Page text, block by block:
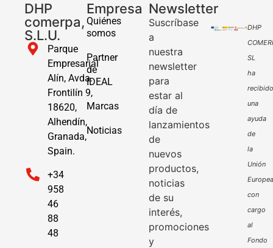
DHP
comerpa,
S.L.U.
Parque
Empresarial
Alín, Avda.
Frontilín 9,
18620,
Alhendín,
Granada,
Spain.
+34
958
46
88
48
Empresa
Quiénes
somos
Partner
de
IDEAL
Marcas
Noticias
Newsletter
Suscríbase
a
nuestra
newsletter
para
estar al
día de
lanzamientos
de
nuevos
productos,
noticias
de su
interés,
promociones
y
DHP
SL
ha
recibido
una
ayuda
de
la
Unión
Europea
con
cargo
al
Fondo